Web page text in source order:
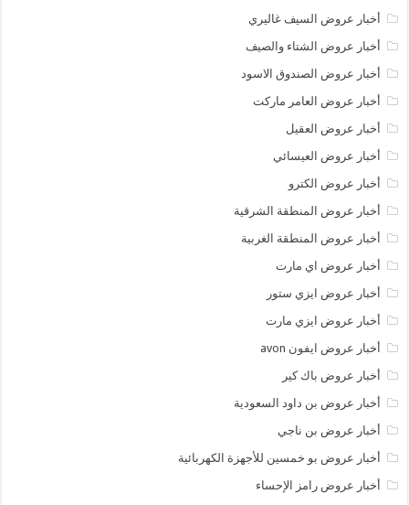
أخبار عروض السيف غاليري
أخبار عروض الشتاء والصيف
أخبار عروض الصندوق الاسود
أخبار عروض العامر ماركت
أخبار عروض العقيل
أخبار عروض العيسائي
أخبار عروض الكترو
أخبار عروض المنطقة الشرقية
أخبار عروض المنطقة الغربية
أخبار عروض اي مارت
أخبار عروض ايزي ستور
أخبار عروض ايزي مارت
أخبار عروض ايفون avon
أخبار عروض باك كير
أخبار عروض بن داود السعودية
أخبار عروض بن ناجي
أخبار عروض بو خمسين للأجهزة الكهربائية
أخبار عروض رامز الإحساء